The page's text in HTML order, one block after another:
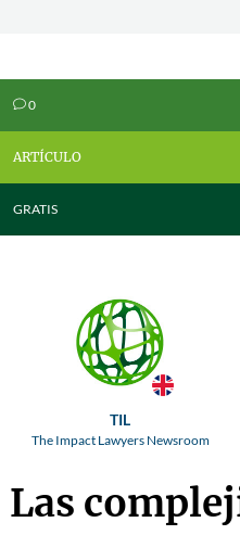
v0
ARTÍCULO
GRATIS
TIL
The Impact Lawyers Newsroom
Las